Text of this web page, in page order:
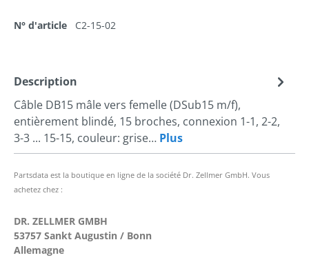
N° d'article C2-15-02
Description
Câble DB15 mâle vers femelle (DSub15 m/f),
entièrement blindé, 15 broches, connexion 1-1, 2-2,
3-3 ... 15-15, couleur: grise… Plus
Partsdata est la boutique en ligne de la société Dr. Zellmer GmbH. Vous
achetez chez :
DR. ZELLMER GMBH
53757 Sankt Augustin / Bonn
Allemagne